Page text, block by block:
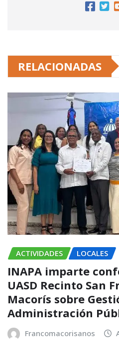
RELACIONADAS
ACTIVIDADES LOCALES
INAPA imparte
UASD Recinto San
Macorís sobre
Administración
Francomacorisanos